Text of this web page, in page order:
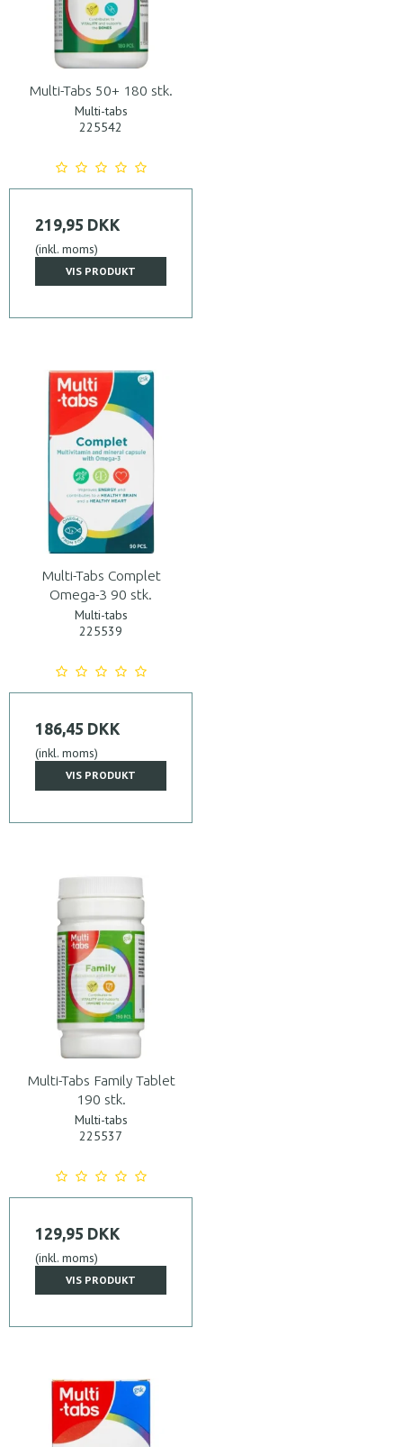
Multi-Tabs 50+ 180 stk.
Multi-tabs
225542
219,95 DKK
(inkl. moms)
VIS PRODUKT
Multi-Tabs Complet
Omega-3 90 stk.
Multi-tabs
225539
186,45 DKK
(inkl. moms)
VIS PRODUKT
Multi-Tabs Family Tablet
190 stk.
Multi-tabs
225537
129,95 DKK
(inkl. moms)
VIS PRODUKT